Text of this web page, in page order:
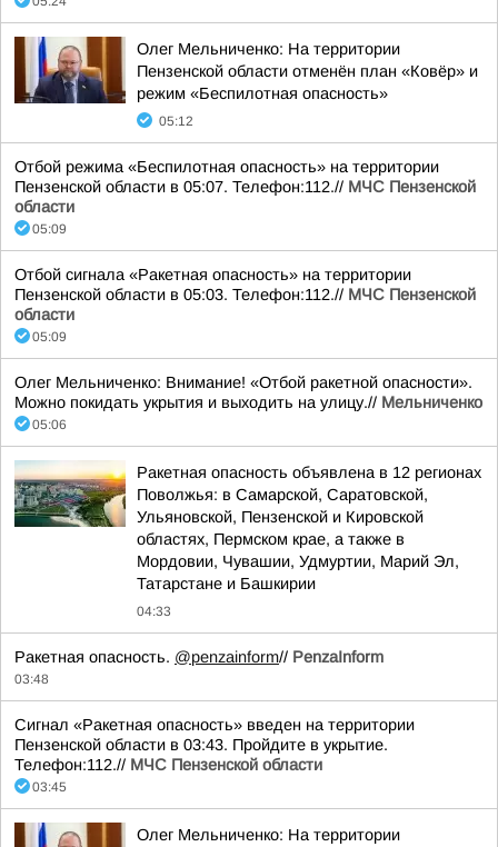
Олег Мельниченко: На территории
Пензенской области отменён план «Ковёр» и
режим «Беспилотная опасность»
05:12
Отбой режима «Беспилотная опасность» на территории
Пензенской области в 05:07. Телефон:112.// МЧС Пензенской
области
05:09
Отбой сигнала «Ракетная опасность» на территории
Пензенской области в 05:03. Телефон:112.// МЧС Пензенской
области
05:09
Олег Мельниченко: Внимание! «Отбой ракетной опасности».
Можно покидать укрытия и выходить на улицу.// Мельниченко
05:06
Ракетная опасность объявлена в 12 регионах
Поволжья: в Самарской, Саратовской,
Ульяновской, Пензенской и Кировской
областях, Пермском крае, а также в
Мордовии, Чувашии, Удмуртии, Марий Эл,
Татарстане и Башкирии
04:33
Ракетная опасность. @penzainform// PenzaInform
03:48
Сигнал «Ракетная опасность» введен на территории
Пензенской области в 03:43. Пройдите в укрытие.
Телефон:112.// МЧС Пензенской области
03:45
Олег Мельниченко: На территории